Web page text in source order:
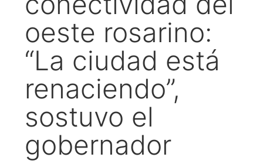
oeste rosarino:
“La ciudad está
renaciendo”,
sostuvo el
gobernador